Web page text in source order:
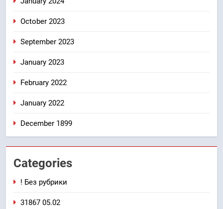
October 2023
September 2023
January 2023
February 2022
January 2022
December 1899
Categories
! Без рубрики
31867 05.02